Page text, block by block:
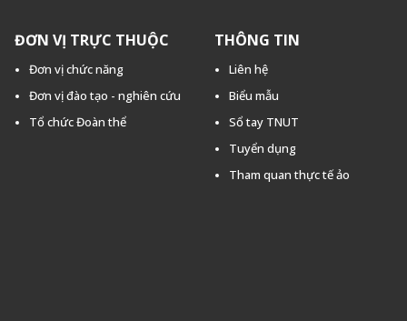
ĐƠN VỊ TRỰC THUỘC
Đơn vị chức năng
Đơn vị đào tạo - nghiên cứu
Tổ chức Đoàn thể
THÔNG TIN
Liên hệ
Biểu mẫu
Sổ tay TNUT
Tuyển dụng
Tham quan thực tế ảo